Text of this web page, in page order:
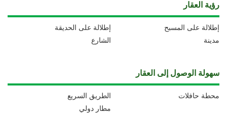
رؤية العقار
إطلالة على الحديقة
إطلالة على المسبح
الشارع
مدينة
سهولة الوصول إلى العقار
الطريق السريع
محطة حافلات
مطار دولي